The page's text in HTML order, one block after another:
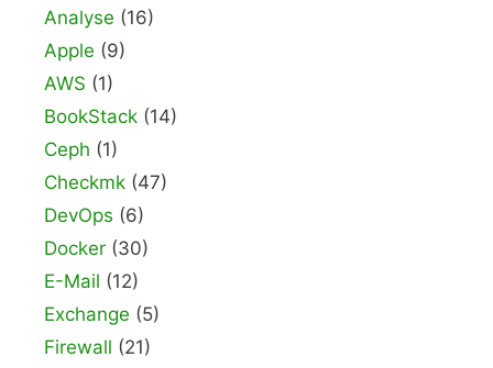
Analyse (16)
Apple (9)
AWS (1)
BookStack (14)
Ceph (1)
Checkmk (47)
DevOps (6)
Docker (30)
E-Mail (12)
Exchange (5)
Firewall (21)